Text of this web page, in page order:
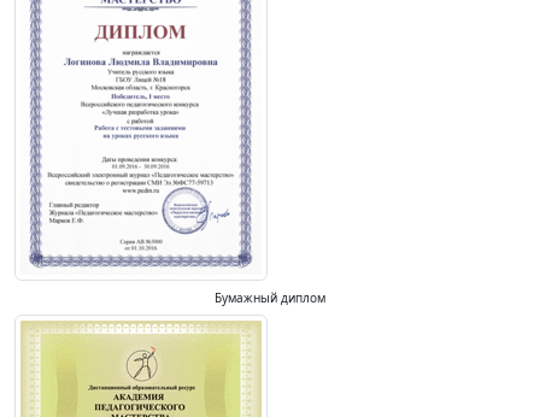
Бумажный диплом